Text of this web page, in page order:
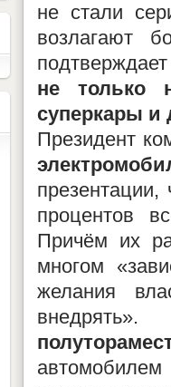
не стали
возлагают
не только
суперкары
Президент
процентов
Причём их
многом
желания